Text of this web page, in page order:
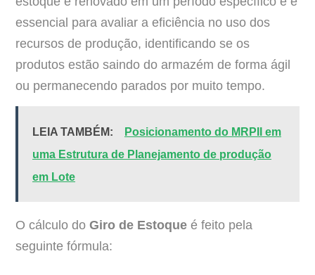
essencial para avaliar a eficiência no uso dos
recursos de produção, identificando se os
produtos estão saindo do armazém de forma ágil
ou permanecendo parados por muito tempo.
LEIA TAMBÉM:
Posicionamento do MRPII em
uma Estrutura de Planejamento de produção
em Lote
O cálculo do Giro de Estoque é feito pela
seguinte fórmula: